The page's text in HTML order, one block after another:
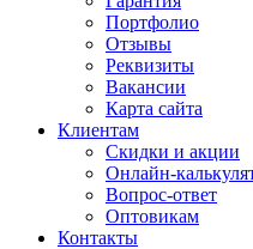
Портфолио
Отзывы
Реквизиты
Вакансии
Карта сайта
Клиентам
Скидки и акции
Онлайн-
Вопрос-ответ
Оптовикам
Контакты